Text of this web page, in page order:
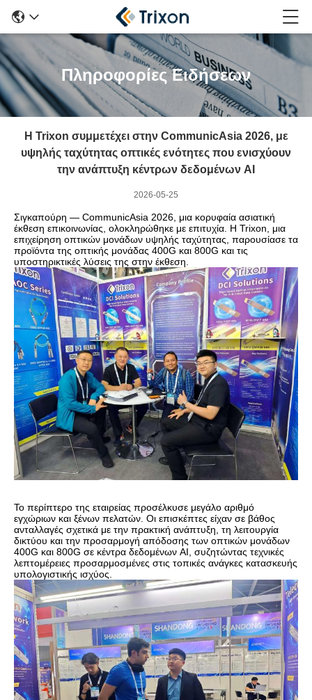
Πληροφορίες Ειδήσεων
Η Trixon συμμετέχει στην CommunicAsia 2026, με
υψηλής ταχύτητας οπτικές ενότητες που ενισχύουν
την ανάπτυξη κέντρων δεδομένων AI
2026-05-25
Σιγκαπούρη — CommunicAsia 2026, μια κορυφαία ασιατική
έκθεση επικοινωνίας, ολοκληρώθηκε με επιτυχία. Η Trixon, μια
επιχείρηση οπτικών μονάδων υψηλής ταχύτητας, παρουσίασε τα
προϊόντα της οπτικής μονάδας 400G και 800G και τις
υποστηρικτικές λύσεις της στην έκθεση.
Το περίπτερο της εταιρείας προσέλκυσε μεγάλο αριθμό
εγχώριων και ξένων πελατών. Οι επισκέπτες είχαν σε βάθος
ανταλλαγές σχετικά με την πρακτική ανάπτυξη, τη λειτουργία
δικτύου και την προσαρμογή απόδοσης των οπτικών μονάδων
400G και 800G σε κέντρα δεδομένων AI, συζητώντας τεχνικές
λεπτομέρειες προσαρμοσμένες στις τοπικές ανάγκες κατασκευής
υπολογιστικής ισχύος.